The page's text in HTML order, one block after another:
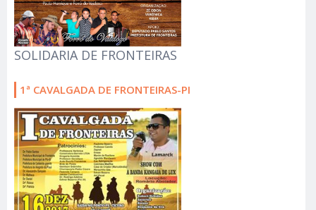
SOLIDARIA DE FRONTEIRAS
1ª CAVALGADA DE FRONTEIRAS-PI